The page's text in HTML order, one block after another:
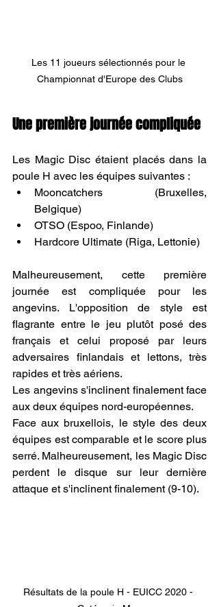
Les 11 joueurs sélectionnés pour le
Championnat d'Europe des Clubs
Une première journée compliquée
Les Magic Disc étaient placés dans la
poule H avec les équipes suivantes :
Mooncatchers (Bruxelles,
Belgique)
OTSO (Espoo, Finlande)
Hardcore Ultimate (Riga, Lettonie)
Malheureusement, cette première
journée est compliquée pour les
angevins. L'opposition de style est
flagrante entre le jeu plutôt posé des
français et celui proposé par leurs
adversaires finlandais et lettons, très
rapides et très aériens.
Les angevins s'inclinent finalement face
aux deux équipes nord-européennes.
Face aux bruxellois, le style des deux
équipes est comparable et le score plus
serré. Malheureusement, les Magic Disc
perdent le disque sur leur dernière
attaque et s'inclinent finalement (9-10).
Résultats de la poule H - EUICC 2020 -